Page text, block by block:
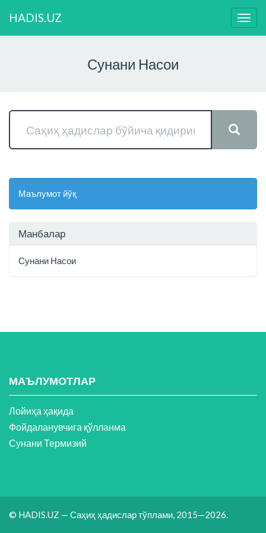
HADIS.UZ
Сунани Насои
Маълумот йўқ
Манбалар
Сунани Насои
МАЪЛУМОТЛАР
Лойиҳа ҳақида
Фойдаланувчига қўлланма
Сунани Термизий
© HADIS.UZ — Саҳиҳ ҳадислар тўплами, 2015—2026.